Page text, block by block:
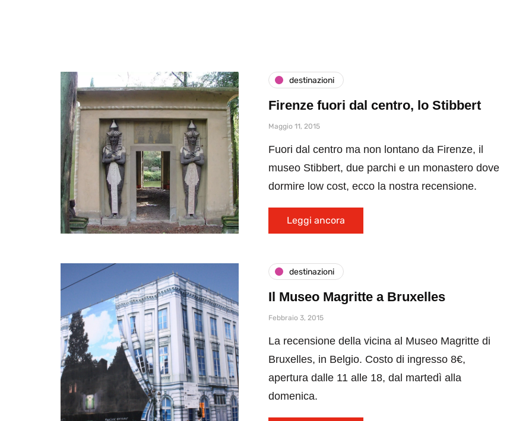
destinazioni
Firenze fuori dal centro, lo Stibbert
Maggio 11, 2015
Fuori dal centro ma non lontano da Firenze, il
museo Stibbert, due parchi e un monastero dove
dormire low cost, ecco la nostra recensione.
Leggi ancora
destinazioni
Il Museo Magritte a Bruxelles
Febbraio 3, 2015
La recensione della vicina al Museo Magritte di
Bruxelles, in Belgio. Costo di ingresso 8€,
apertura dalle 11 alle 18, dal martedì alla
domenica.